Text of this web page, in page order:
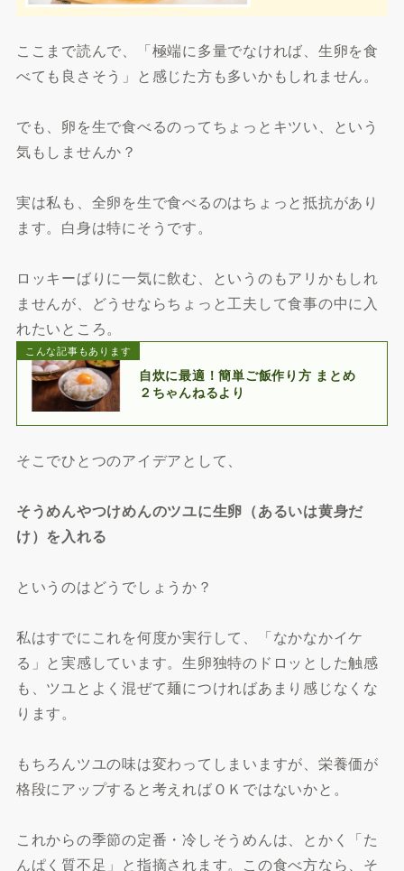
ここまで読んで、「極端に多量でなければ、生卵を食
べても良さそう」と感じた方も多いかもしれません。
でも、卵を生で食べるのってちょっとキツい、という
気もしませんか？
実は私も、全卵を生で食べるのはちょっと抵抗があり
ます。白身は特にそうです。
ロッキーばりに一気に飲む、というのもアリかもしれ
ませんが、どうせならちょっと工夫して食事の中に入
れたいところ。
こんな記事もあります
自炊に最適！簡単ご飯作り方 まとめ
２ちゃんねるより
そこでひとつのアイデアとして、
そうめんやつけめんのツユに生卵（あるいは黄身だ
け）を入れる
というのはどうでしょうか？
私はすでにこれを何度か実行して、「なかなかイケ
る」と実感しています。生卵独特のドロッとした触感
も、ツユとよく混ぜて麺につければあまり感じなくな
ります。
もちろんツユの味は変わってしまいますが、栄養価が
格段にアップすると考えればＯＫではないかと。
これからの季節の定番・冷しそうめんは、とかく「た
んぱく質不足」と指摘されます。この食べ方なら、そ